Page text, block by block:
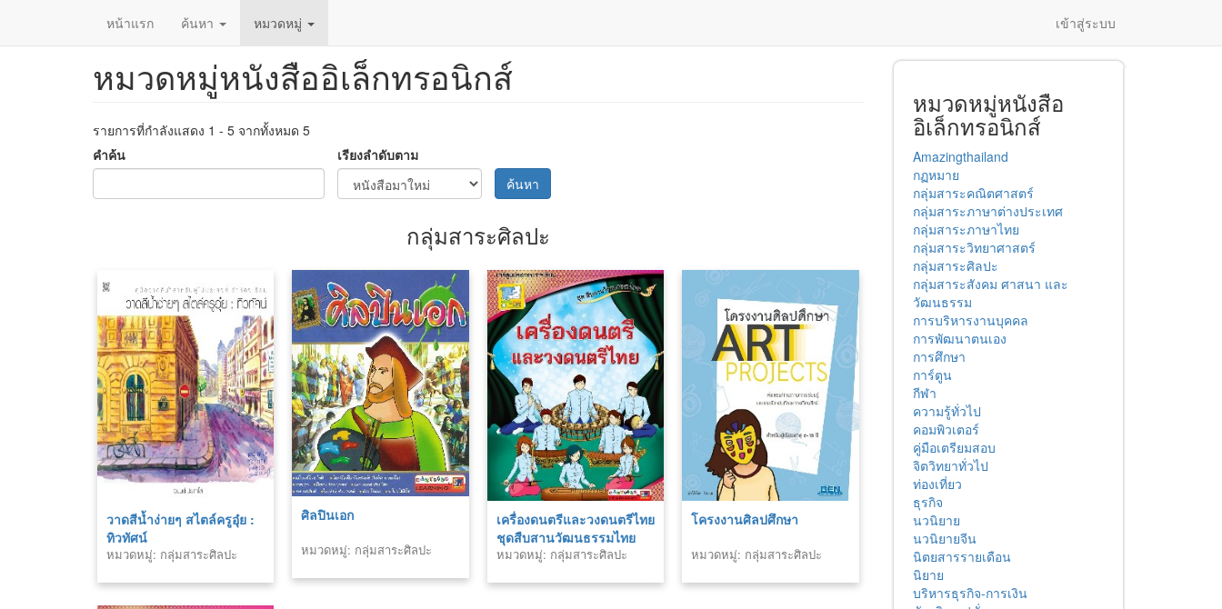
หน้าแรก ค้นหา หมวดหมู่ เข้าสู่ระบบ
หมวดหมู่หนังสืออิเล็กทรอนิกส์
รายการที่กำลังแสดง 1 - 5 จากทั้งหมด 5
คำค้น
เรียงลำดับตาม
ค้นหา
กลุ่มสาระศิลปะ
วาดสีน้ำง่ายๆ สไตล์ครูอุ๋ย :
ทิวทัศน์
หมวดหมู่: กลุ่มสาระศิลปะ
ศิลปินเอก
หมวดหมู่: กลุ่มสาระศิลปะ
เครื่องดนตรีและวงดนตรีไทย
ชุดสืบสานวัฒนธรรมไทย
หมวดหมู่: กลุ่มสาระศิลปะ
โครงงานศิลปศึกษา
หมวดหมู่: กลุ่มสาระศิลปะ
หมวดหมู่หนังสือ
อิเล็กทรอนิกส์
Amazingthailand
กฏหมาย
กลุ่มสาระคณิตศาสตร์
กลุ่มสาระภาษาต่างประเทศ
กลุ่มสาระภาษาไทย
กลุ่มสาระวิทยาศาสตร์
กลุ่มสาระศิลปะ
กลุ่มสาระสังคม ศาสนา และ
วัฒนธรรม
การบริหารงานบุคคล
การพัฒนาตนเอง
การศึกษา
การ์ตูน
กีฬา
ความรู้ทั่วไป
คอมพิวเตอร์
คู่มือเตรียมสอบ
จิตวิทยาทั่วไป
ท่องเที่ยว
ธุรกิจ
นวนิยาย
นวนิยายจีน
นิตยสารรายเดือน
นิยาย
บริหารธุรกิจ-การเงิน